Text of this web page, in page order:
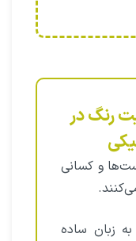
رنگ در
و کسانی
زبان ساده